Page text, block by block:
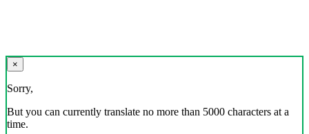
×
Sorry,
But you can currently translate no more than 5000 characters at a
time.